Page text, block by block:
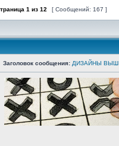
1 из 12 [ Сообщений: 167 ]
Заголовок сообщения: ДИЗАЙНЫ